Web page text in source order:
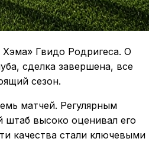
Гвидо Родригеса. О
сделка завершена, все
сезон.
матчей. Регулярным
штаб высоко оценивал его
качества стали ключевыми